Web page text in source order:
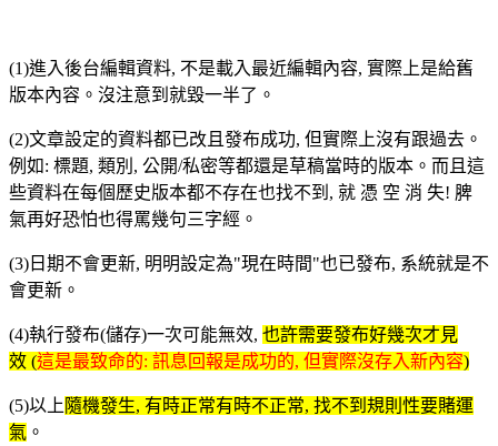
(1)進入後台編輯資料, 不是載入最近編輯內容, 實際上是給舊
版本內容。沒注意到就毀一半了。
(2)文章設定的資料都已改且發布成功, 但實際上沒有跟過去。
例如: 標題, 類別, 公開/私密等都還是草稿當時的版本。而且這
些資料在每個歷史版本都不存在也找不到, 就 憑 空 消 失! 脾
氣再好恐怕也得罵幾句三字經。
(3)日期不會更新, 明明設定為"現在時間"也已發布, 系統就是不
會更新。
(4)執行發布(儲存)一次可能無效, 也許需要發布好幾次才見
效 (這是最致命的: 訊息回報是成功的, 但實際沒存入新內容)
(5)以上 隨機發生, 有時正常有時不正常, 找不到規則性要賭運
氣 。